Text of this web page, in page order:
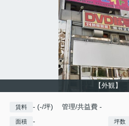
【外観】
賃料 - (-/坪) 管理/共益費 -
面積 - 坪数